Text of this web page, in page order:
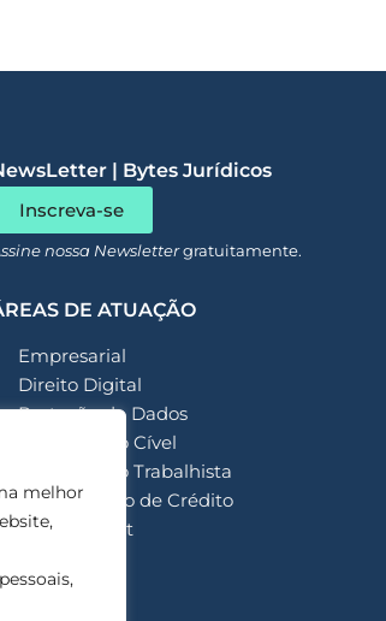
melhor
| Bytes Jurídicos
Inscreva-se
nossa Newslettergratuitamente.
DE ATUAÇÃO
Empresarial
Direito Digital
Proteção de Dados
Contencioso Cível
Contencioso Trabalhista
Recuperação de Crédito
Secondment